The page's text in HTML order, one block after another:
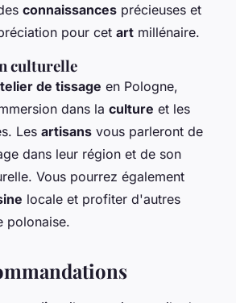
connaissances précieuses et
pour cet art millénaire.
culturelle
de tissage en Pologne,
dans la culture et les
Les artisans vous parleront de
dans leur région et de son
Vous pourrez également
locale et profiter d'autres
polonaise.